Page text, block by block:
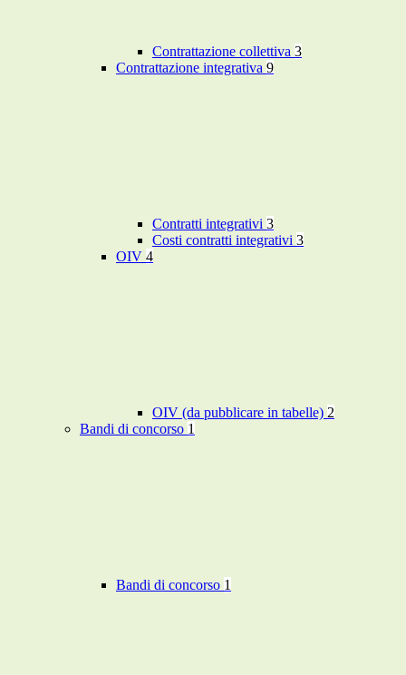
Contrattazione collettiva 3
Contrattazione integrativa 9
Contratti integrativi 3
Costi contratti integrativi 3
OIV 4
OIV (da pubblicare in tabelle) 2
Bandi di concorso 1
Bandi di concorso 1